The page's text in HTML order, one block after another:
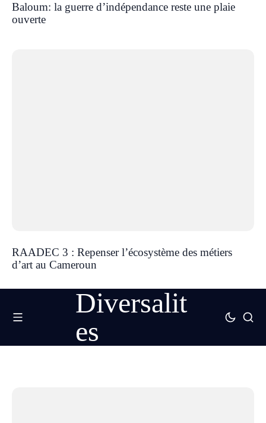
Baloum: la guerre d’indépendance reste une plaie
ouverte
RAADEC 3 : Repenser l’écosystème des métiers
d’art au Cameroun
Diversalit
es